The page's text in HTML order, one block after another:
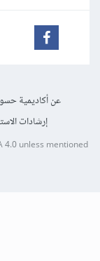
عن أكاديمية
إرشادات
4.0unless mentioned